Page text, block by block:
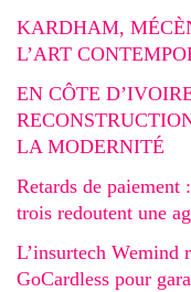
KARDHAM,
L’ART
EN CÔTE
LA MODERNITÉ
Retards de paiement
trois redoutent une
L’insurtech Wemind
GoCardless pour